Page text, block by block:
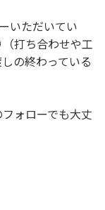
いただいてい
打ち合わせや工
の終わっている
ォローでも大丈